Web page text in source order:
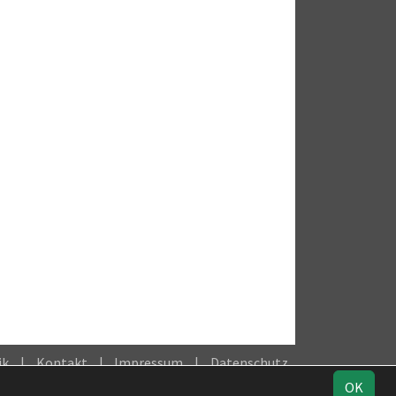
Kontakt Impressum
Datenschutz
OK